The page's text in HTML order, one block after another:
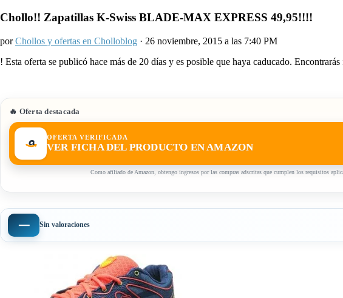
Chollo!! Zapatillas K-Swiss BLADE-MAX EXPRESS 49,95!!!!
porChollos y ofertas en Cholloblog · 26 noviembre, 2015 a las 7:40 PM
! Esta oferta se publicó hace más de 20 días y es posible que haya caducado.
🔥 Oferta destacada
OFERTA VERIFICADA
VER FICHA DEL PRODUCTO EN AMAZON
Como afiliado de Amazon, obtengo ingresos por las compras adscritas que cumplen los requisitos
— Sin valoraciones